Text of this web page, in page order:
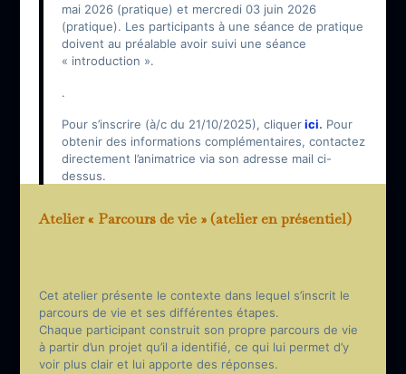
mai 2026 (pratique) et mercredi 03 juin 2026
(pratique). Les participants à une séance de pratique
doivent au préalable avoir suivi une séance
« introduction ».
.
Pour s’inscrire (à/c du 21/10/2025), cliquer ici. Pour
obtenir des informations complémentaires, contactez
directement l’animatrice via son adresse mail ci-
dessus.
Atelier « Parcours de vie » (atelier en présentiel)
Cet atelier présente le contexte dans lequel s’inscrit le
parcours de vie et ses différentes étapes.
Chaque participant construit son propre parcours de vie
à partir d’un projet qu’il a identifié, ce qui lui permet d’y
voir plus clair et lui apporte des réponses.